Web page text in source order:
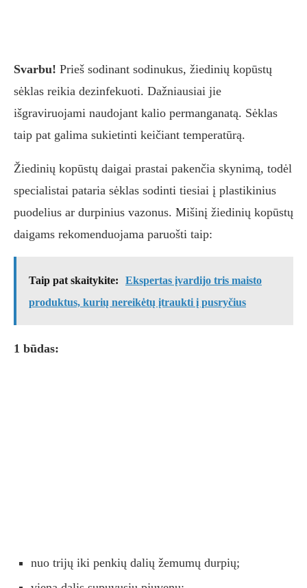
Svarbu! Prieš sodinant sodinukus, žiedinių kopūstų
sėklas reikia dezinfekuoti. Dažniausiai jie
išgraviruojami naudojant kalio permanganatą. Sėklas
taip pat galima sukietinti keičiant temperatūrą.
Žiedinių kopūstų daigai prastai pakenčia skynimą, todėl
specialistai pataria sėklas sodinti tiesiai į plastikinius
puodelius ar durpinius vazonus. Mišinį žiedinių kopūstų
daigams rekomenduojama paruošti taip:
Taip pat skaitykite:
Ekspertas įvardijo tris maisto
produktus, kurių nereikėtų įtraukti į pusryčius
1 būdas:
nuo trijų iki penkių dalių žemumų durpių;